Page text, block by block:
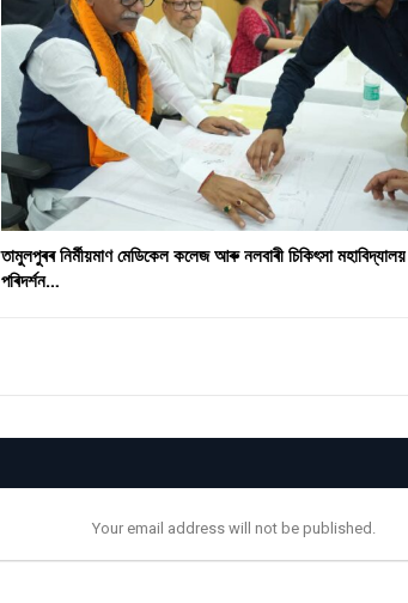
তামুলপুৰৰ নিৰ্মীয়মাণ মেডিকেল কলেজ আৰু নলবাৰী চিকিৎসা মহাবিদ্যালয়
পৰিদৰ্শন…
Your email address will not be published.